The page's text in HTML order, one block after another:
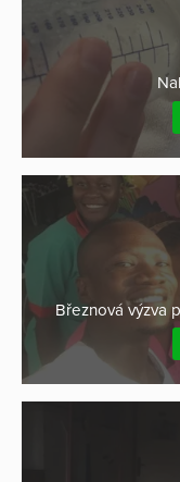
Březnová výzva